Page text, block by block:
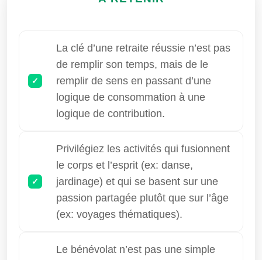
La clé d’une retraite réussie n’est pas
de remplir son temps, mais de le
remplir de sens en passant d’une
logique de consommation à une
logique de contribution.
Privilégiez les activités qui fusionnent
le corps et l’esprit (ex: danse,
jardinage) et qui se basent sur une
passion partagée plutôt que sur l’âge
(ex: voyages thématiques).
Le bénévolat n’est pas une simple